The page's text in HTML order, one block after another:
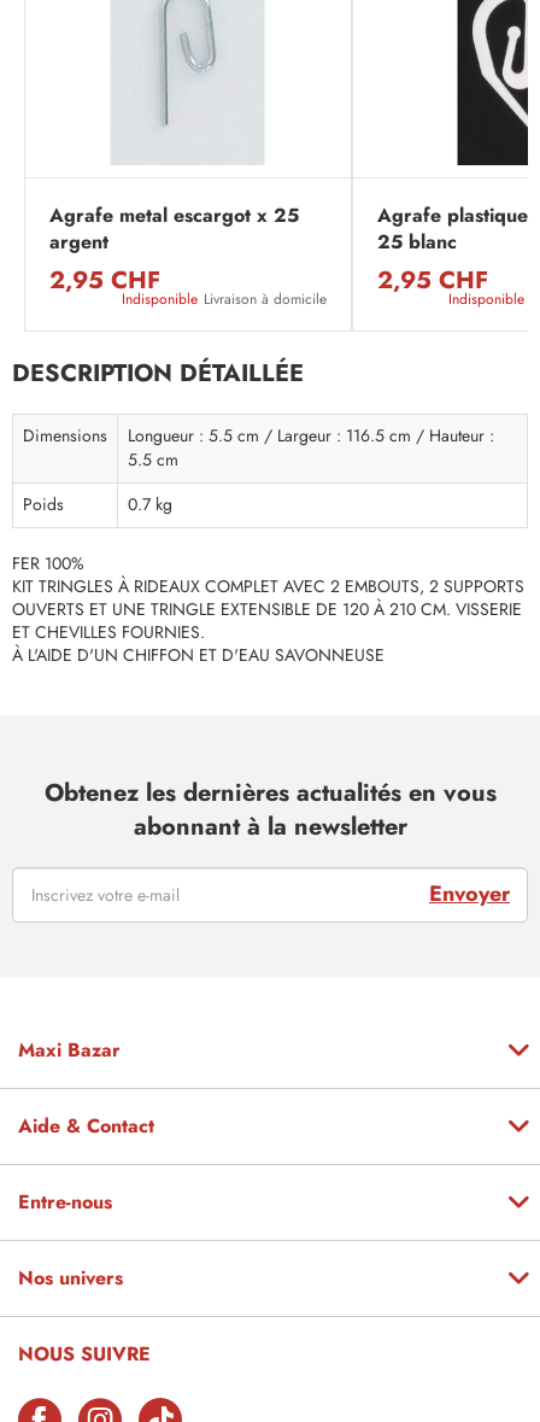
Agrafe metal escargot x 25
argent
2,95 CHF
Indisponible Livraison à domicile
Agrafe plastique
25 blanc
2,95 CHF
Indisponible
DESCRIPTION DÉTAILLÉE
Dimensions
Longueur : 5.5 cm / Largeur : 116.5 cm / Hauteur :
5.5 cm
Poids
0.7 kg
FER 100%
KIT TRINGLES À RIDEAUX COMPLET AVEC 2 EMBOUTS, 2 SUPPORTS
OUVERTS ET UNE TRINGLE EXTENSIBLE DE 120 À 210 CM. VISSERIE
ET CHEVILLES FOURNIES.
À L'AIDE D'UN CHIFFON ET D'EAU SAVONNEUSE
Obtenez les dernières actualités en vous
abonnant à la newsletter
Envoyer
Maxi Bazar
Aide & Contact
Entre-nous
Nos univers
NOUS SUIVRE